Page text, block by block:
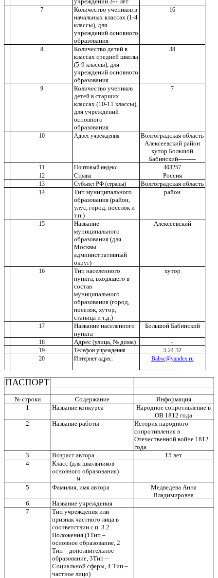
7
Количество учеников в
начальных классах (1-4
классы), для
учреждений основного
образования
16
8
Количество детей в
классах средней школы
(5-9 классы), для
учреждений основного
образования
38
9
Количество учеников
детей в старших
классах (10-11 классы),
для учреждений
основного
образования
7
10 Адрес учреждения
Волгоградская область
Алексеевский район
хутор Большой
Бабинский---------
11 Почтовый индекс
403257
12
Страна Россия
13 Субъект РФ (страны) Волгоградская область
14
Тип муниципального
образования (район,
улус, город, поселок и
т.п.)
район
15
Название
муниципального
образования (для
Москвы
административный
округ)
Алексеевский
16
Тип населенного
пункта, входящего в
состав
муниципального
образования (город,
поселок, хутор,
станица и т.д.)
хутор
17
Название населенного
пункта
Большой Бабинский
18 Адрес (улица, № дома)
-
19
Телефон учреждения
3-24-32
20
Интернет адрес: Babsc@yandex.ru
ПАСПОРТ
№ строки Содержание
Информация
1
Название конкурса
Народное сопротивление в
ОВ 1812 года
2
Название работы
История народного
сопротивления в
Отечественной войне 1812
года
3
Возраст автора
15 лет
4
Класс (для школьников
основного образования)
9
5
Фамилия, имя автора
Медведева Анна
Владимировна
6
Название учреждения
7
Тип учреждения или
признак частного лица в
соответствии с п. 3.2
Положения (1Тип –
основное образование, 2
Тип – дополнительное
образование, 3Тип –
Социальной сферы, 4 Тип –
частное лицо)